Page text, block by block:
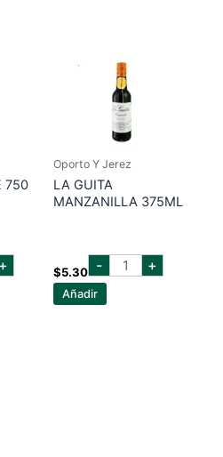
750
+
Oporto Y Jerez
LA GUITA
MANZANILLA 375ML
$5.30 - la
guita +
Añadir